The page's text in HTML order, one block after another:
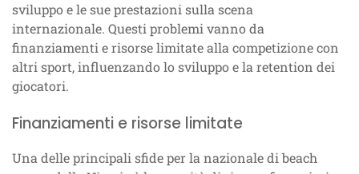
sviluppo e le sue prestazioni sulla scena
internazionale. Questi problemi vanno da
finanziamenti e risorse limitate alla competizione con
altri sport, influenzando lo sviluppo e la retention dei
giocatori.
Finanziamenti e risorse limitate
Una delle principali sfide per la nazionale di beach